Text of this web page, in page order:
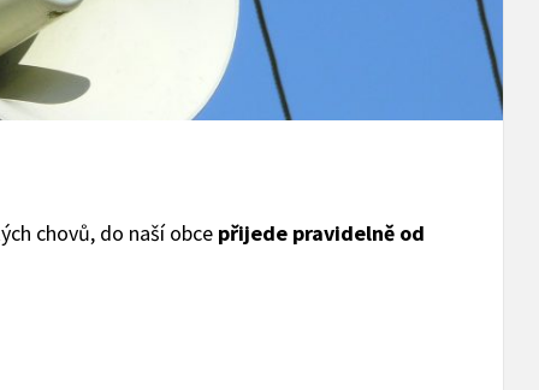
chovů, do naší obce přijede pravidelně od